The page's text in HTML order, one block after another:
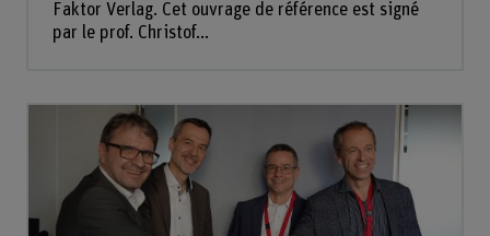
Faktor Verlag. Cet ouvrage de référence est signé
par le prof. Christof...